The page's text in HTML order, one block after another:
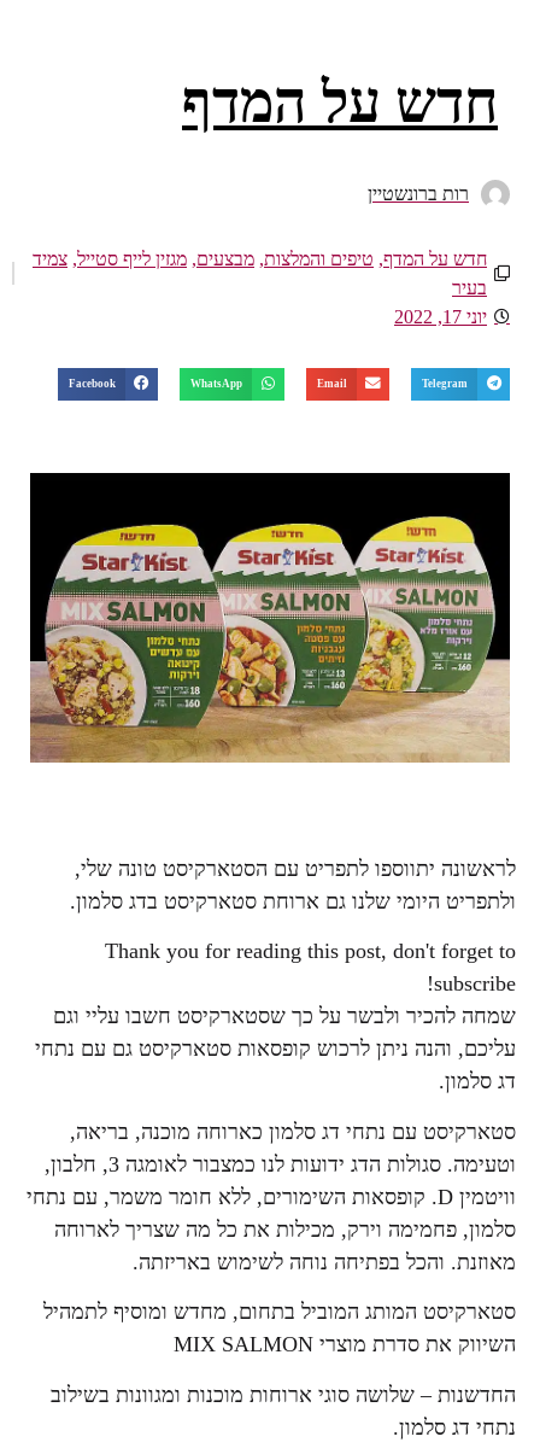
חדש על המדף
רות ברונשטיין
חדש על המדף, טיפים והמלצות, מבצעים, מגזין לייף סטייל, צמיד
בעיר
יוני 17, 2022
Telegram
Email
WhatsApp
Facebook
לראשונה יתווספו לתפריט עם הסטארקיסט טונה שלי,
ולתפריט היומי שלנו גם ארוחת סטארקיסט בדג סלמון.
Thank you for reading this post, don't forget to
subscribe!
שמחה להכיר ולבשר על כך שסטארקיסט חשבו עליי וגם
עליכם, והנה ניתן לרכוש קופסאות סטארקיסט גם עם נתחי
דג סלמון.
סטארקיסט עם נתחי דג סלמון כארוחה מוכנה, בריאה,
וטעימה. סגולות הדג ידועות לנו כמצבור לאומגה 3, חלבון,
וויטמין D. קופסאות השימורים, ללא חומר משמר, עם נתחי
סלמון, פחמימה וירק, מכילות את כל מה שצריך לארוחה
מאוזנת. והכל בפתיחה נוחה לשימוש באריזתה.
סטארקיסט המותג המוביל בתחום, מחדש ומוסיף לתמהיל
השיווק את סדרת מוצרי MIX SALMON
החדשנות – שלושה סוגי ארוחות מוכנות ומגוונות בשילוב
נתחי דג סלמון.